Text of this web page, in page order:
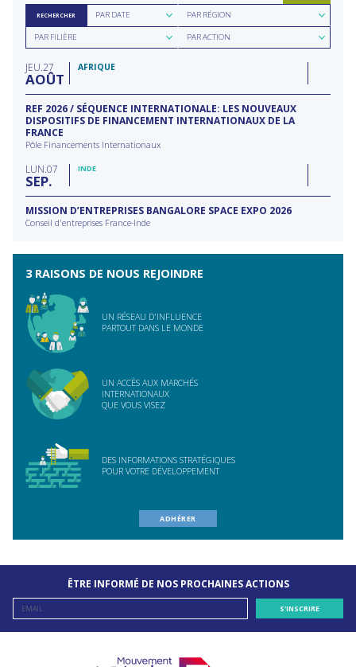
RECHERCHER
Rechercher
parPAR DATE
Rechercher
par
région
PAR RÉGION
Rechercher
parPAR FILIÈRE
Rechercher
parPAR ACTION
JEU 27
AOÛT
AFRIQUE
REF 2026 / SÉQUENCE INTERNATIONALE: LES NOUVEAUX
DISPOSITIFS DE FINANCEMENT INTERNATIONAUX DE LA
FRANCE
Pôle Financements Internationaux
LUN 07
SEP
INDE
MISSION D’ENTREPRISES BANGALORE SPACE EXPO 2026
Conseil d'entreprises France-Inde
3 RAISONS DE NOUS REJOINDRE
UN RÉSEAU D'INFLUENCE
PARTOUT DANS LE MONDE
UN ACCÈS AUX MARCHÉS
INTERNATIONAUX
QUE VOUS VISEZ
DES INFORMATIONS STRATÉGIQUES
POUR VOTRE DÉVELOPPEMENT
ADHÉRER
ÊTRE INFORMÉ DE NOS PROCHAINES ACTIONS